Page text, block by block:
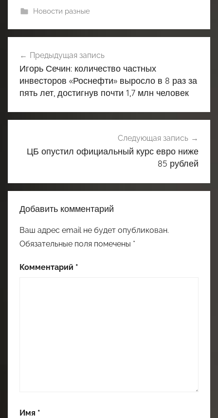
Новости разные
по
записям
Предыдущая запись
Игорь Сечин: количество частных
инвесторов «Роснефти» выросло в 8 раз за
пять лет, достигнув почти 1,7 млн человек
Следующая запись
ЦБ опустил официальный курс евро ниже
85 рублей
Добавить комментарий
Ваш адрес email не будет опубликован.
Обязательные поля помечены *
Комментарий *
Имя *